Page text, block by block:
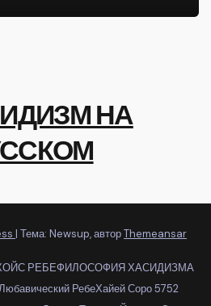
НА
| Тема: Newsup, авторThemeansar
РЕБЕФИЛОСОФИЯ ХАСИДИЗМА
РебеХайей Соро 5752